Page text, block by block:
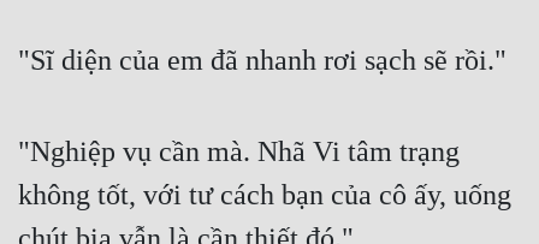
"Sĩ diện của em đã nhanh rơi sạch sẽ rồi."
"Nghiệp vụ cần mà. Nhã Vi tâm trạng
không tốt, với tư cách bạn của cô ấy, uống